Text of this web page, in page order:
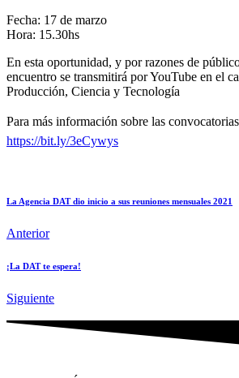
Fecha: 17 de marzo
Hora: 15.30hs
En esta oportunidad, y por razones de
encuentro se transmitirá por YouTube en el
Producción, Ciencia y Tecnología
Para más información sobre las
https://bit.ly/3eCywys
La Agencia DAT dio inicio a sus reuniones mensuales 2021
Anterior
¡La DAT te espera!
Siguiente